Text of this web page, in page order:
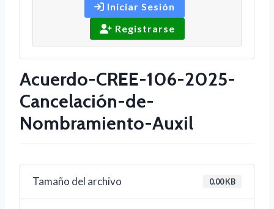
Iniciar Sesión
Registrarse
Acuerdo-CREE-106-2025-
Cancelación-de-
Nombramiento-Auxil
Tamaño del archivo 0.00 KB